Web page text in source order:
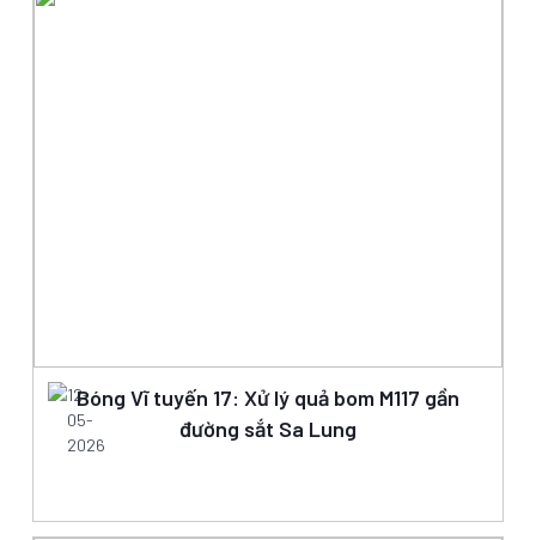
Bóng Vĩ tuyến 17: Xử lý quả bom M117 gần
đường sắt Sa Lung
12-
05-
2026